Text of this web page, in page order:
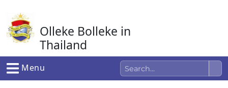
naar
de
inhoud
Olleke Bolleke in
Thailand
In Thailand
Menu